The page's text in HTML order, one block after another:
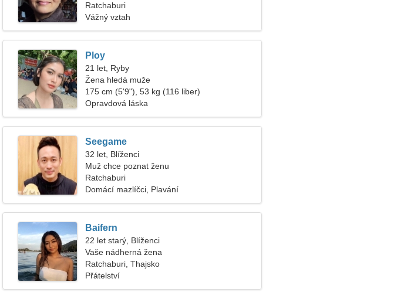
Ratchaburi
Vážný vztah
Ploy
21 let, Ryby
Žena hledá muže
175 cm (5'9"), 53 kg (116 liber)
Opravdová láska
Seegame
32 let, Blíženci
Muž chce poznat ženu
Ratchaburi
Domácí mazlíčci, Plavání
Baifern
22 let starý, Blíženci
Vaše nádherná žena
Ratchaburi, Thajsko
Přátelství